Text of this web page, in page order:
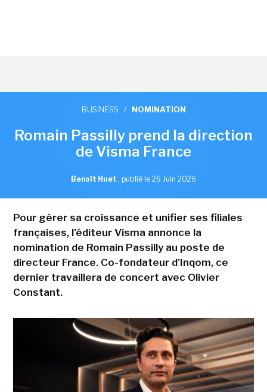
BUSINESS / NOMINATION
Romain Passilly prend la direction
de Visma France
Benoît Huet , publié le 26 Juin 2026
Pour gérer sa croissance et unifier ses filiales
françaises, l'éditeur Visma annonce la
nomination de Romain Passilly au poste de
directeur France. Co-fondateur d'Inqom, ce
dernier travaillera de concert avec Olivier
Constant.